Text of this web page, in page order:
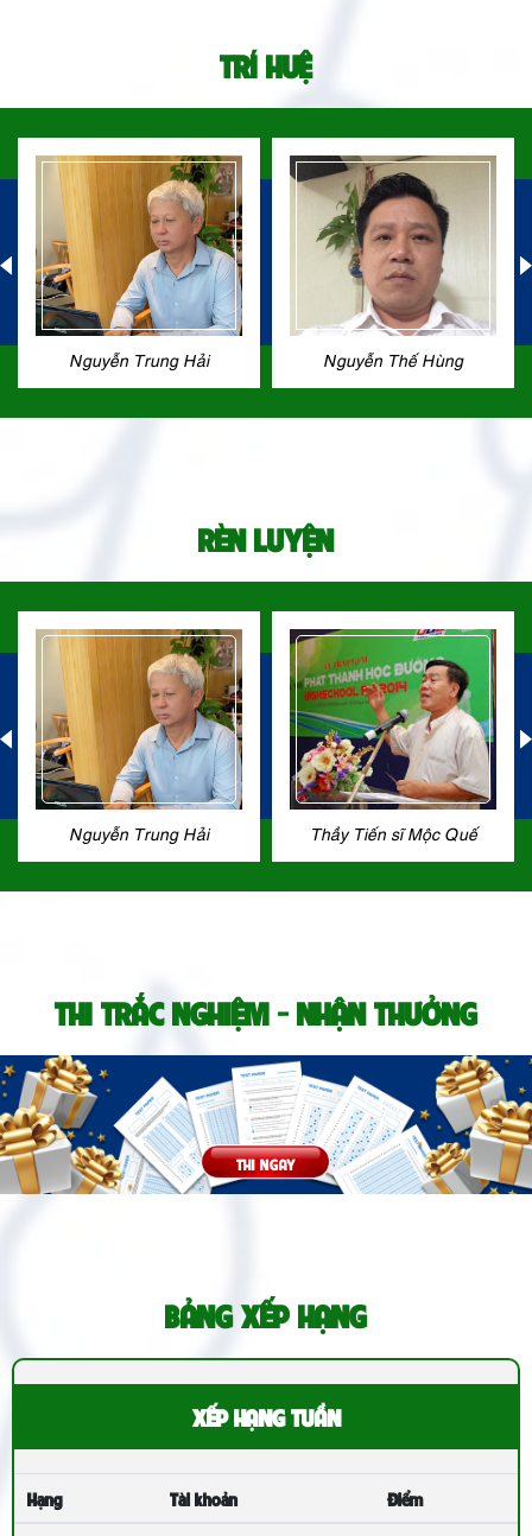
TRÍ HUỆ
Nguyễn Trung Hải Nguyễn Thế Hùng
RÈN LUYỆN
Nguyễn Trung Hải Thầy Tiến sĩ Mộc Quế
THI TRẮC NGHIỆM - NHẬN THƯỞNG
THI NGAY
BẢNG XẾP HẠNG
XẾP HẠNG TUẦN
Hạng Tài khoản Điểm